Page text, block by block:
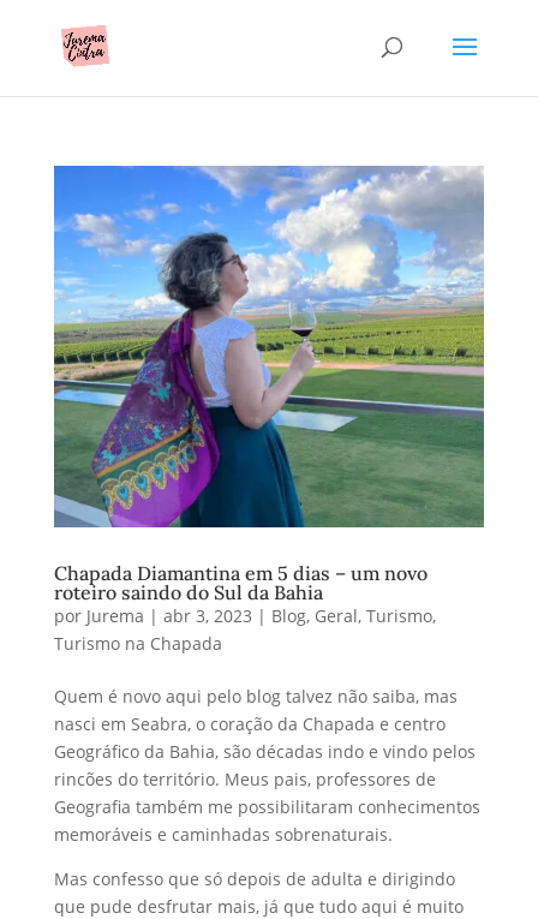
Chapada Diamantina em 5 dias – um novo
roteiro saindo do Sul da Bahia
por Jurema | abr 3, 2023 | Blog, Geral, Turismo,
Turismo na Chapada
Quem é novo aqui pelo blog talvez não saiba, mas
nasci em Seabra, o coração da Chapada e centro
Geográfico da Bahia, são décadas indo e vindo pelos
rincões do território. Meus pais, professores de
Geografia também me possibilitaram conhecimentos
memoráveis e caminhadas sobrenaturais.
Mas confesso que só depois de adulta e dirigindo
que pude desfrutar mais, já que tudo aqui é muito